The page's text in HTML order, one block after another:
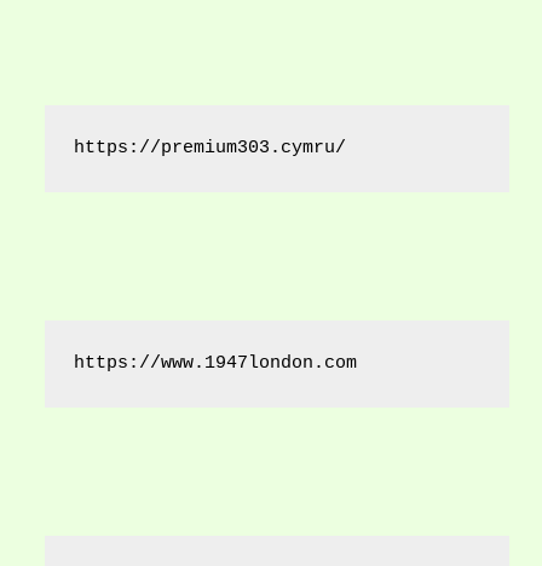
https://premium303.cymru/
https://www.1947london.com